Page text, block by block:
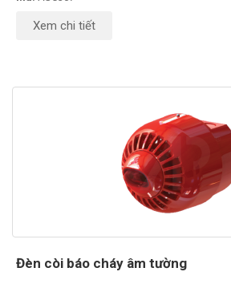
Xem chi tiết
Đèn còi báo cháy âm tường